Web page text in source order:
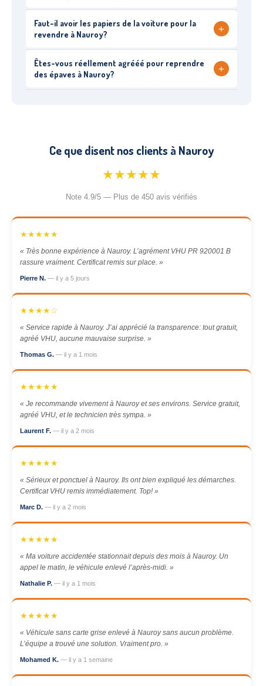
Faut-il avoir les papiers de la voiture pour la
revendre à Nauroy?
+
Êtes-vous réellement agrééé pour reprendre
des épaves à Nauroy?
+
Ce que disent nos clients à Nauroy
★★★★★
Note 4.9/5 — Plus de 450 avis vérifiés
★★★★★
« Très bonne expérience à Nauroy. L’agrément VHU PR 920001 B
rassure vraiment. Certificat remis sur place. »
Pierre N. — il y a 5 jours
★★★★☆
« Service rapide à Nauroy. J’ai apprécié la transparence: tout gratuit,
agréé VHU, aucune mauvaise surprise. »
Thomas G. — il y a 1 mois
★★★★★
« Je recommande vivement à Nauroy et ses environs. Service gratuit,
agréé VHU, et le technicien très sympa. »
Laurent F. — il y a 2 mois
★★★★★
« Sérieux et ponctuel à Nauroy. Ils ont bien expliqué les démarches.
Certificat VHU remis immédiatement. Top! »
Marc D. — il y a 2 mois
★★★★★
« Ma voiture accidentée stationnait depuis des mois à Nauroy. Un
appel le matin, le véhicule enlevé l’après-midi. »
Nathalie P. — il y a 1 mois
★★★★★
« Véhicule sans carte grise enlevé à Nauroy sans aucun problème.
L’équipe a trouvé une solution. Vraiment pro. »
Mohamed K. — il y a 1 semaine